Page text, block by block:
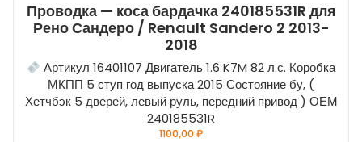
Проводка — коса бардачка 240185531R для
Рено Сандеро / Renault Sandero 2 2013-
2018
Артикул 16401107 Двигатель 1.6 K7M 82 л.с. Коробка
МКПП 5 ступ год выпуска 2015 Состояние бу, (
Хетчбэк 5 дверей, левый руль, передний привод ) ОЕМ
240185531R
1100,00₽